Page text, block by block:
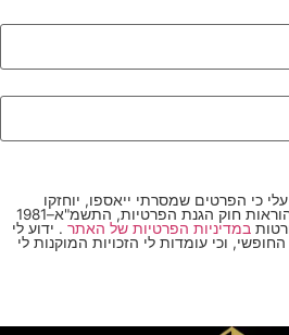
כי הפרטים שמסרתי ייאספו, יוחזקו
ויעובדו במאגר מידע בהתאם להוראות חוק הגנת הפרטיות, התשמ"א–1981
במדיניות הפרטיות של האתר . ידוע לי
וכי עומדות לי הזכויות המוקנות לי